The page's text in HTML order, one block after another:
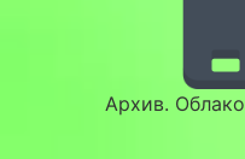
Архив. Облако